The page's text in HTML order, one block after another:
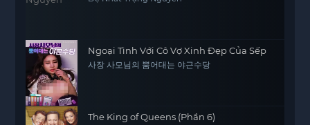
Ngoại Tình Với Cô Vợ Xinh Đẹp Của Sếp
사장 사모님의 뿜어대는 야근수당
The King of Queens (Phần 6)